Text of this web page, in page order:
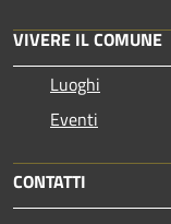
VIVERE IL COMUNE
Luoghi
Eventi
CONTATTI